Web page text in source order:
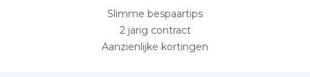
Slimme bespaartips
2 jarig contract
Aanzienlijke kortingen